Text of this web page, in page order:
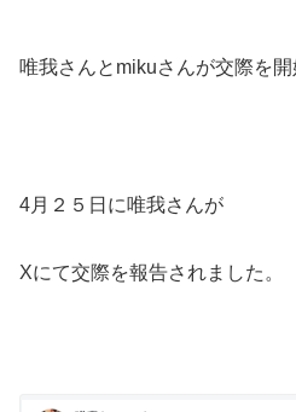
唯我さんと mikuさんが交際を開
4月２５日に唯我さんが
Xにて交際を報告されました。